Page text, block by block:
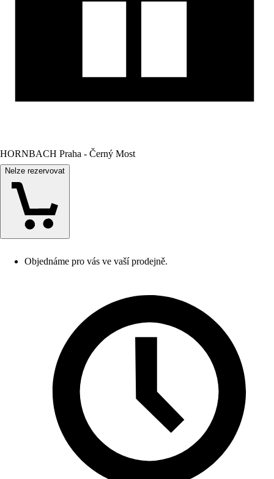
HORNBACH Praha - Černý Most
Nelze rezervovat
Objednáme pro vás ve vaší prodejně.